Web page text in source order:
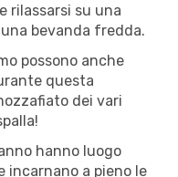
rilassarsi su una
bevanda fredda.
possono anche
questa
dei vari
hanno luogo
a pieno le